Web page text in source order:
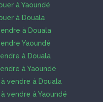
à Yaoundé
à Douala
à Douala
Yaoundé
à Douala
à Yaoundé
vendre à Douala
vendre à Yaoundé